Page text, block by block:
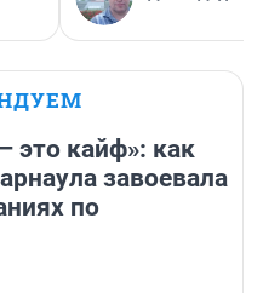
это кайф»: как
завоевала
по